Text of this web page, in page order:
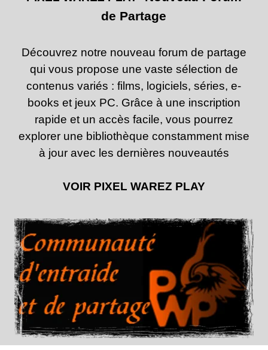
de Partage
Découvrez notre nouveau forum de partage
qui vous propose une vaste sélection de
contenus variés : films, logiciels, séries, e-
books et jeux PC. Grâce à une inscription
rapide et un accès facile, vous pourrez
explorer une bibliothèque constamment mise
à jour avec les dernières nouveautés
VOIR PIXEL WAREZ PLAY